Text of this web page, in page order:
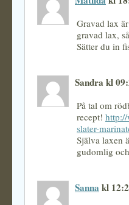
Gravad lax
gravad lax,
Sätter du in
Sandra kl
På tal om
recept!
slater-
Själva laxen
gudomlig
Sanna kl